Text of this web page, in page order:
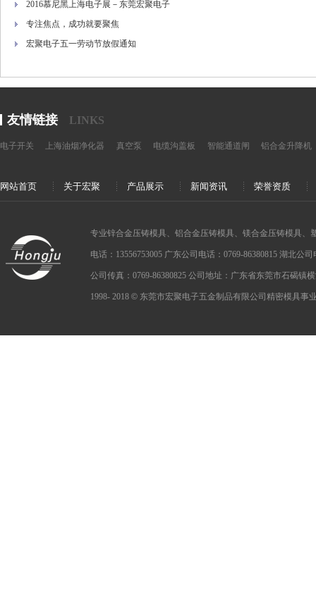
2016慕尼黑上海电子展－东莞宏聚电子
专注焦点，成功就要聚焦
宏聚电子五一劳动节放假通知
友情链接 LINKS
电子开关 上海油烟净化器 真空泵 电缆沟盖板 智能通道闸 铝合金升降机
网站首页 关于宏聚 产品展示 新闻资讯 荣誉资质
专业锌合金压铸模具、铝合金压铸模具、镁合金压铸模具、
电话：13556753005 广东公司电话：0769-86380815 湖北公
公司传真：0769-86380825 公司地址：广东省东莞市石碣镇
1998- 2018 © 东莞市宏聚电子五金制品有限公司精密模具事